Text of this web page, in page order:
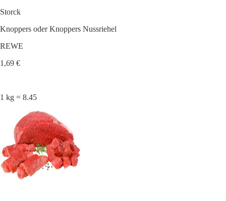
Storck
Knoppers oder Knoppers Nussriehel
REWE
1,69 €
1 kg = 8.45